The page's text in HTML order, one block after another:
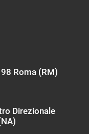
Roma (RM)
Direzionale